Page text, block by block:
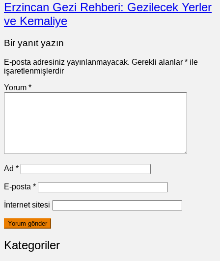
Erzincan Gezi Rehberi: Gezilecek Yerler
ve Kemaliye
Bir yanıt yazın
E-posta adresiniz yayınlanmayacak. Gerekli alanlar * ile
işaretlenmişlerdir
Yorum *
Ad *
E-posta *
İnternet sitesi
Kategoriler